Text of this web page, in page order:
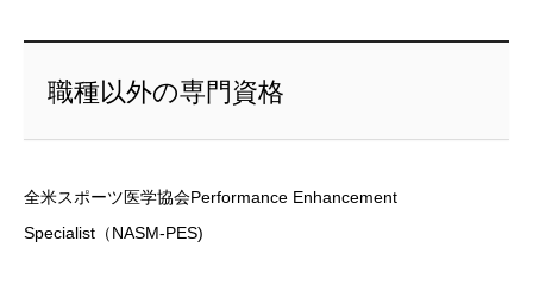
職種以外の専門資格
全米スポーツ医学協会Performance Enhancement
Specialist（NASM-PES)